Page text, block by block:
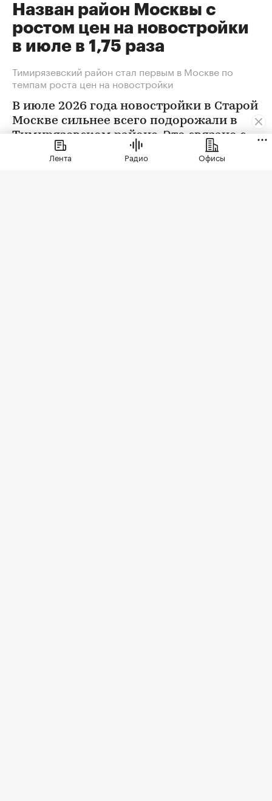
Назван район Москвы с
ростом цен на новостройки
в июле в 1,75 раза
Тимирязевский район стал первым в Москве по
темпам роста цен на новостройки
В июле 2026 года новостройки в Старой
Москве сильнее всего подорожали в
Тимирязевском районе. Это связано с
появлением в экспозиции нового
проекта бизнес-класса
Лента Радио Офисы